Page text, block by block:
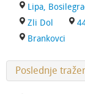
Lipa,
Zli Dol
Brankovci
Poslednje